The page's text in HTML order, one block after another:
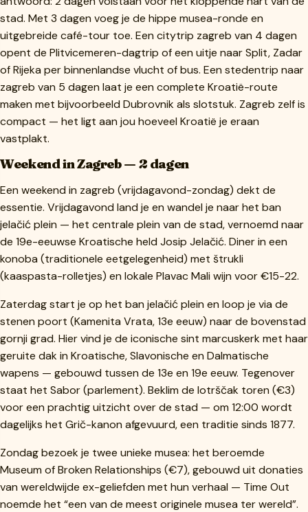
stad. Met 3 dagen voeg je de hippe musea-ronde en
uitgebreide café-tour toe. Een citytrip zagreb van 4 dagen
opent de Plitvicemeren-dagtrip of een uitje naar Split, Zadar
of Rijeka per binnenlandse vlucht of bus. Een stedentrip naar
zagreb van 5 dagen laat je een complete Kroatië-route
maken met bijvoorbeeld Dubrovnik als slotstuk. Zagreb zelf is
compact — het ligt aan jou hoeveel Kroatië je eraan
vastplakt.
Weekend in Zagreb — 2 dagen
Een weekend in zagreb (vrijdagavond-zondag) dekt de
essentie. Vrijdagavond land je en wandel je naar het ban
jelačić plein — het centrale plein van de stad, vernoemd naar
de 19e-eeuwse Kroatische held Josip Jelačić. Diner in een
konoba (traditionele eetgelegenheid) met štrukli
(kaaspasta-rolletjes) en lokale Plavac Mali wijn voor €15-22.
Zaterdag start je op het ban jelačić plein en loop je via de
stenen poort (Kamenita Vrata, 13e eeuw) naar de bovenstad
gornji grad. Hier vind je de iconische sint marcuskerk met haar
geruite dak in Kroatische, Slavonische en Dalmatische
wapens — gebouwd tussen de 13e en 19e eeuw. Tegenover
staat het Sabor (parlement). Beklim de lotrščak toren (€3)
voor een prachtig uitzicht over de stad — om 12:00 wordt
dagelijks het Grič-kanon afgevuurd, een traditie sinds 1877.
Zondag bezoek je twee unieke musea: het beroemde
Museum of Broken Relationships (€7), gebouwd uit donaties
van wereldwijde ex-geliefden met hun verhaal — Time Out
noemde het “een van de meest originele musea ter wereld”.